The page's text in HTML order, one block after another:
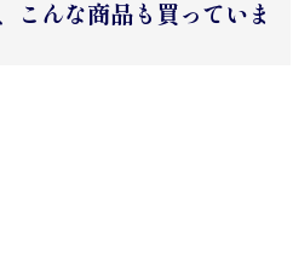
こんな商品も買っていま